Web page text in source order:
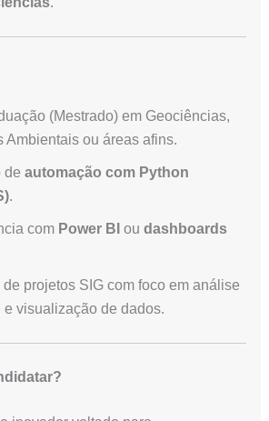
(Mestrado) em Geociências,
Ambientais ou áreas afins.
de automação com Python
.
com Power BI ou dashboards
de projetos SIG com foco em análise
e visualização de dados.